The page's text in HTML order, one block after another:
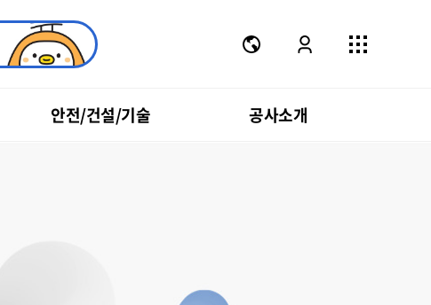
안전/건설/기술 공사소개